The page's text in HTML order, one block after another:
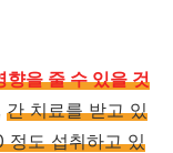
을 줄 수 있을 것
간 치료를 받고 있
정도 섭취하고 있